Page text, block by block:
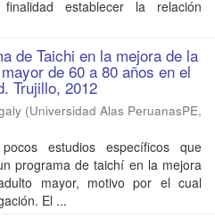
establecer la relación
de Taichi en la mejora de la
de 60 a 80 años en el
Trujillo, 2012
(Universidad Alas PeruanasPE,
estudios específicos que
programa de taichí en la mejora
mayor, motivo por el cual
El ...